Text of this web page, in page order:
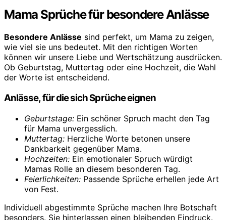
Mama Sprüche für besondere Anlässe
Besondere Anlässe sind perfekt, um Mama zu zeigen,
wie viel sie uns bedeutet. Mit den richtigen Worten
können wir unsere Liebe und Wertschätzung ausdrücken.
Ob Geburtstag, Muttertag oder eine Hochzeit, die Wahl
der Worte ist entscheidend.
Anlässe, für die sich Sprüche eignen
Geburtstage: Ein schöner Spruch macht den Tag
für Mama unvergesslich.
Muttertag: Herzliche Worte betonen unsere
Dankbarkeit gegenüber Mama.
Hochzeiten: Ein emotionaler Spruch würdigt
Mamas Rolle an diesem besonderen Tag.
Feierlichkeiten: Passende Sprüche erhellen jede Art
von Fest.
Individuell abgestimmte Sprüche machen Ihre Botschaft
besonders. Sie hinterlassen einen bleibenden Eindruck.